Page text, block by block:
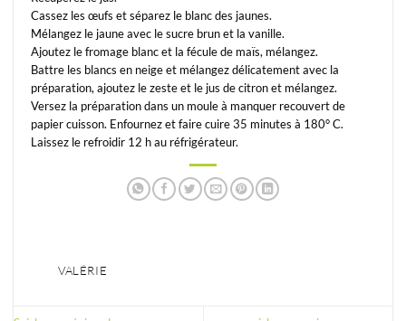
Cassez les œufs et séparez le blanc des jaunes.
Mélangez le jaune avec le sucre brun et la vanille.
Ajoutez le fromage blanc et la fécule de maïs, mélangez.
Battre les blancs en neige et mélangez délicatement avec la
préparation, ajoutez le zeste et le jus de citron et mélangez.
Versez la préparation dans un moule à manquer recouvert de
papier cuisson. Enfournez et faire cuire 35 minutes à 180° C.
Laissez le refroidir 12 h au réfrigérateur.
VALÉRIE